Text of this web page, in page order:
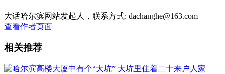
大话哈尔滨网站发起人，联系方式: dachanghe@163.com
查看作者页面
相关推荐